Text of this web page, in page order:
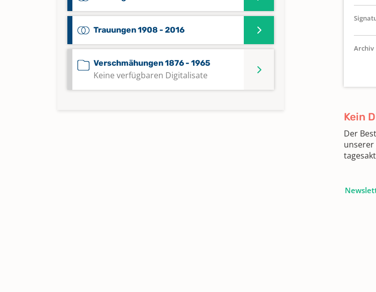
Trauungen 1908 - 2016
Verschmähungen 1876 - 1965
Keine verfügbaren Digitalisate
Archiv
Kein
Der
unserer